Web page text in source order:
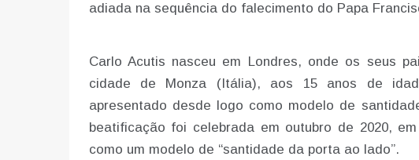
adiada na sequência do falecimento do Papa
Carlo Acutis nasceu em Londres, onde os seus
cidade de Monza (Itália), aos 15 anos de
apresentado desde logo como modelo de
beatificação foi celebrada em outubro de 2020,
como um modelo de “santidade da porta ao lado”.